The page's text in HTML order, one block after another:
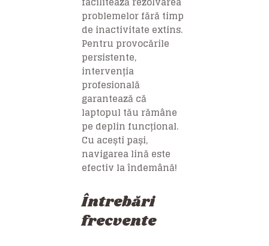
problemelor fără timp
de inactivitate extins.
Pentru provocările
persistente,
intervenția
profesională
garantează că
laptopul tău rămâne
pe deplin funcțional.
Cu acești pași,
navigarea lină este
efectiv la îndemână!
Întrebări
frecvente